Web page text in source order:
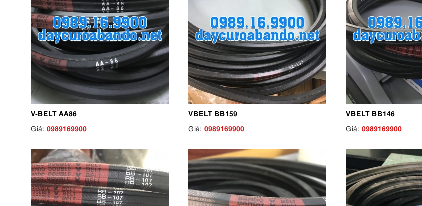
V-BELT AA86
Giá: 0989169900
VBELT BB159
Giá: 0989169900
VBELT BB146
Giá: 0989169900